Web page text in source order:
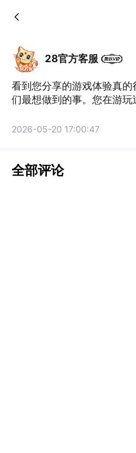
28官方客服
看到您分享的游戏体验真
们最想做到的事。您在游
2026-05-20 17:00:47
全部评论